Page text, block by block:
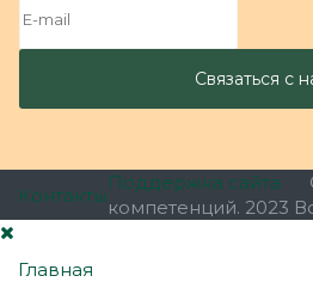
Поддержка сайта
компетенций. 2023
Контакты
Главная